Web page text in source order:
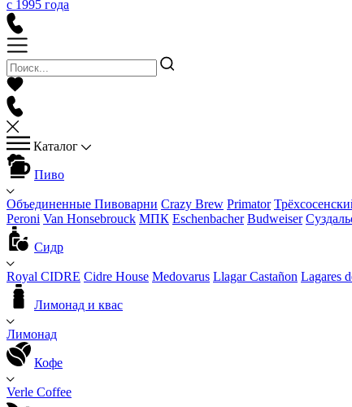
с 1995 года
Каталог
Пиво
Объединенные Пивоварни Crazy Brew Primator
Peroni Van Honsebrouck МПК Eschenbacher Budweiser
Сидр
Royal CIDRE Cidre House Medovarus Llagar Castañon Lagares
Лимонад и квас
Лимонад
Кофе
Verle Coffee